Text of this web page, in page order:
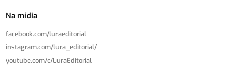
Na mídia
facebook.com/luraeditorial
instagram.com/lura_editorial/
youtube.com/c/LuraEditorial